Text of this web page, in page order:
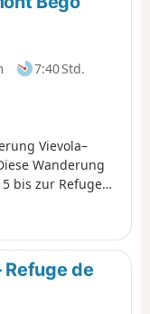
– Lac du
Fourca – bis zum
Merveilles (2130
des
Ausblicke
und bei
den
Denkmal
Typische
7:40 Std.
Vievola–
Wanderung
bis zur Refuge
Refuge de